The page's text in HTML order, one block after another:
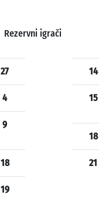
Rezervni igrači
27
4
9
18
19
14
15
18
21